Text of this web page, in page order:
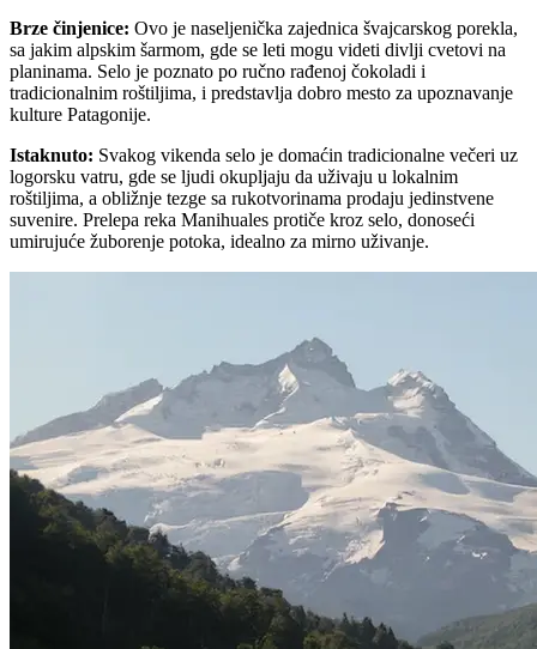
Brze činjenice: Ovo je naseljenička zajednica švajcarskog porekla,
sa jakim alpskim šarmom, gde se leti mogu videti divlji cvetovi na
planinama. Selo je poznato po ručno rađenoj čokoladi i
tradicionalnim roštiljima, i predstavlja dobro mesto za upoznavanje
kulture Patagonije.
Istaknuto: Svakog vikenda selo je domaćin tradicionalne večeri uz
logorsku vatru, gde se ljudi okupljaju da uživaju u lokalnim
roštiljima, a obližnje tezge sa rukotvorinama prodaju jedinstvene
suvenire. Prelepa reka Manihuales protiče kroz selo, donoseći
umirujuće žuborenje potoka, idealno za mirno uživanje.